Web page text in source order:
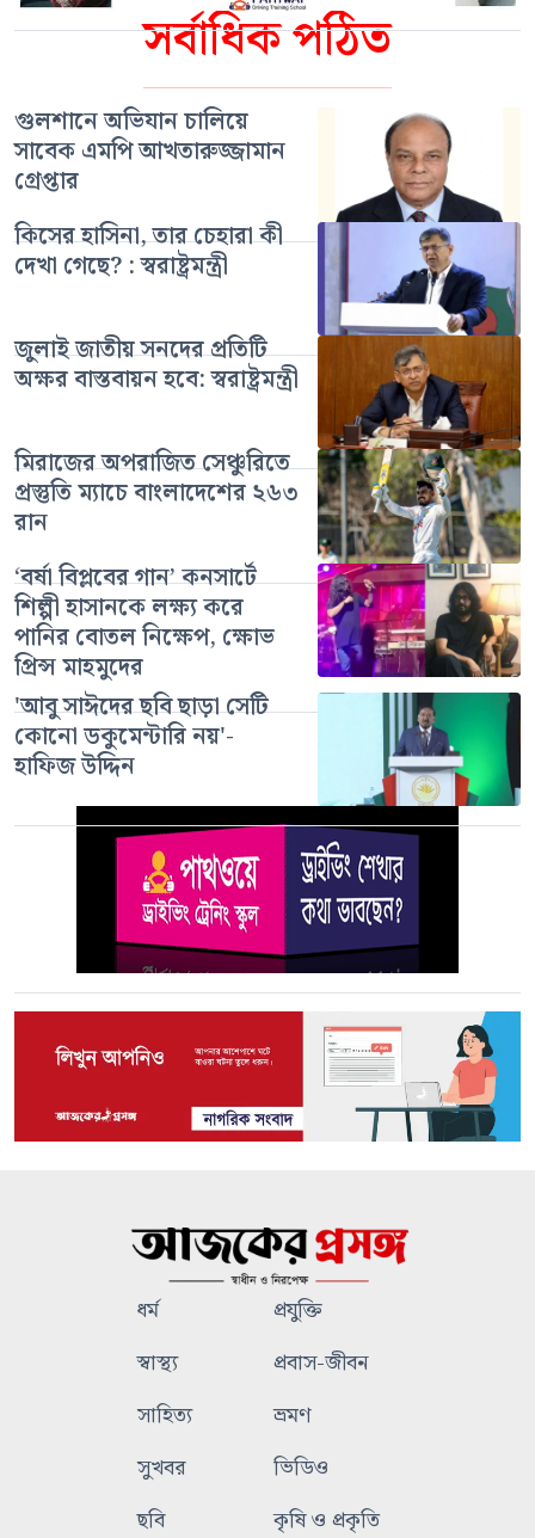
সর্বাধিক পঠিত
গুলশানে অভিযান চালিয়ে
সাবেক এমপি আখতারুজ্জামান
গ্রেপ্তার
কিসের হাসিনা, তার চেহারা কী
দেখা গেছে? : স্বরাষ্ট্রমন্ত্রী
জুলাই জাতীয় সনদের প্রতিটি
অক্ষর বাস্তবায়ন হবে: স্বরাষ্ট্রমন্ত্রী
মিরাজের অপরাজিত সেঞ্চুরিতে
প্রস্তুতি ম্যাচে বাংলাদেশের ২৬৩
রান
‘বর্ষা বিপ্লবের গান’ কনসার্টে
শিল্পী হাসানকে লক্ষ্য করে
পানির বোতল নিক্ষেপ, ক্ষোভ
প্রিন্স মাহমুদের
'আবু সাঈদের ছবি ছাড়া সেটি
কোনো ডকুমেন্টারি নয়'-
হাফিজ উদ্দিন
ধর্ম
প্রযুক্তি
স্বাস্থ্য
প্রবাস-জীবন
সাহিত্য
ভ্রমণ
সুখবর
ভিডিও
ছবি
কৃষি ও প্রকৃতি